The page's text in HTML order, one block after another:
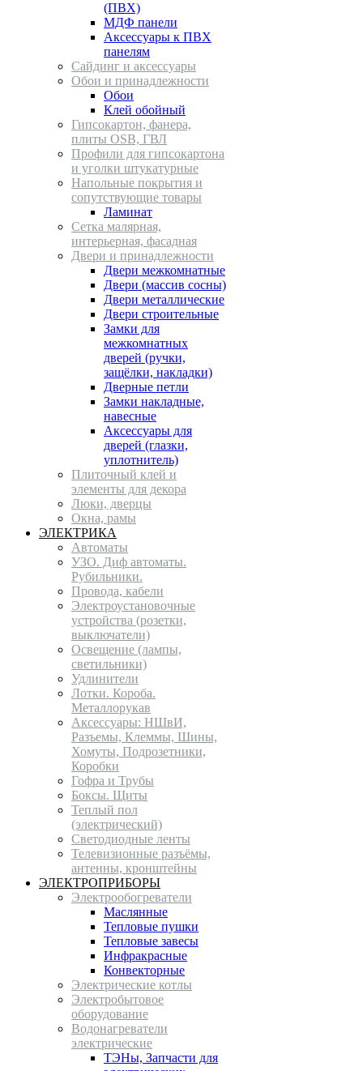
(ПВХ)
МДФ панели
Аксессуары к ПВХ
панелям
Сайдинг и аксессуары
Обои и принадлежности
Обои
Клей обойный
Гипсокартон, фанера,
плиты OSB, ГВЛ
Профили для гипсокартона
и уголки штукатурные
Напольные покрытия и
сопутствующие товары
Ламинат
Сетка малярная,
интерьерная, фасадная
Двери и принадлежности
Двери межкомнатные
Двери (массив сосны)
Двери металлические
Двери строительные
Замки для
межкомнатных
дверей (ручки,
защёлки, накладки)
Дверные петли
Замки накладные,
навесные
Аксессуары для
дверей (глазки,
уплотнитель)
Плиточный клей и
элементы для декора
Люки, дверцы
Окна, рамы
ЭЛЕКТРИКА
Автоматы
УЗО. Диф автоматы.
Рубильники.
Провода, кабели
Электроустановочные
устройства (розетки,
выключатели)
Освещение (лампы,
светильники)
Удлинители
Лотки. Короба.
Металлорукав
Аксессуары: НШвИ,
Разъемы, Клеммы, Шины,
Хомуты, Подрозетники,
Коробки
Гофра и Трубы
Боксы. Щиты
Теплый пол
(электрический)
Светодиодные ленты
Телевизионные разъёмы,
антенны, кронштейны
ЭЛЕКТРОПРИБОРЫ
Электрообогреватели
Маслянные
Тепловые пушки
Тепловые завесы
Инфракрасные
Конвекторные
Электрические котлы
Электробытовое
оборудование
Водонагреватели
электрические
ТЭНы, Запчасти для